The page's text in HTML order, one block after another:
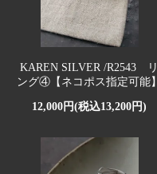
KAREN SILVER /R2543 リ
ング④【ネコポス指定可能】
12,000円(税込13,200円)